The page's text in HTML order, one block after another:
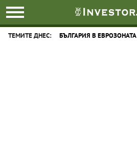
ТЕМИТЕ ДНЕС: БЪЛГАРИЯ В ЕВРОЗОНАТА